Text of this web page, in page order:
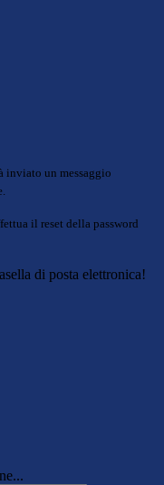
inviato un messaggio
il reset della password
di posta elettronica!